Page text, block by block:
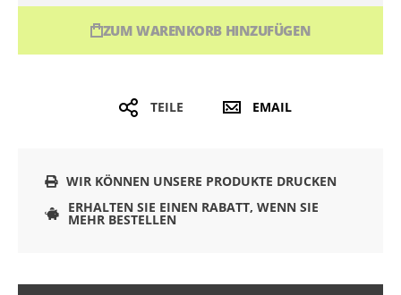
ZUM WARENKORB HINZUFÜGEN
TEILE EMAIL
WIR KÖNNEN UNSERE PRODUKTE DRUCKEN
ERHALTEN SIE EINEN RABATT, WENN SIE
MEHR BESTELLEN